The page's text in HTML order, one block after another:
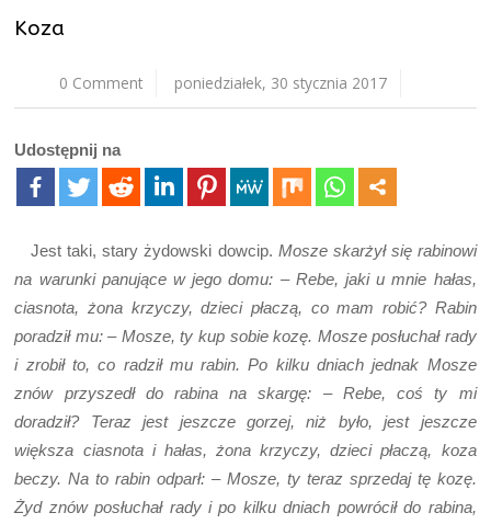
Koza
0 Comment poniedziałek, 30 stycznia 2017
Udostępnij na
Jest taki, stary żydowski dowcip. Mosze skarżył się rabinowi
na warunki panujące w jego domu: – Rebe, jaki u mnie hałas,
ciasnota, żona krzyczy, dzieci płaczą, co mam robić? Rabin
poradził mu: – Mosze, ty kup sobie kozę. Mosze posłuchał rady
i zrobił to, co radził mu rabin. Po kilku dniach jednak Mosze
znów przyszedł do rabina na skargę: – Rebe, coś ty mi
doradził? Teraz jest jeszcze gorzej, niż było, jest jeszcze
większa ciasnota i hałas, żona krzyczy, dzieci płaczą, koza
beczy. Na to rabin odparł: – Mosze, ty teraz sprzedaj tę kozę.
Żyd znów posłuchał rady i po kilku dniach powrócił do rabina,